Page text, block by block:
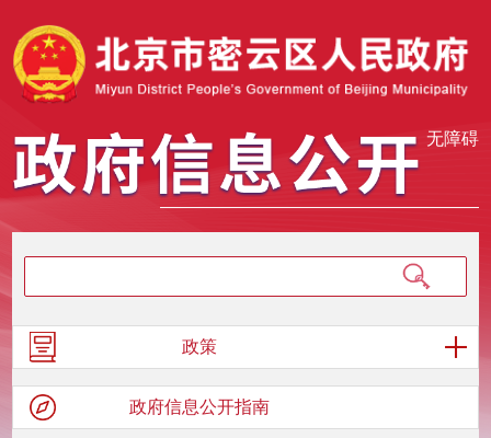
无障碍
政策
政府信息公开指南